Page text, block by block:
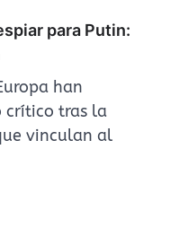
para Putin:
han
crítico tras la
vinculan al